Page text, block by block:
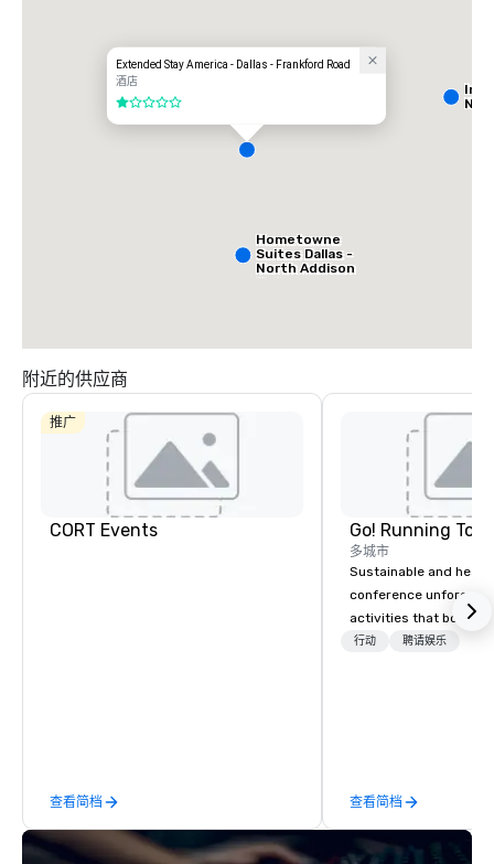
Extended Stay America - Dallas - Frankford Road
酒店
1/5
Hyatt Place
Dallas North
Hometowne
Suites Dallas -
North Addison
Sonesta
Simply Suites
Dallas Galleria
Embassy
Hilton Dallas
附近的供应商
推广
CORT Events
查看简档
Go! Running
多城市
Sustainable and
conference
activities that boost
lower carbon
行动 聘请娱乐
查看简档